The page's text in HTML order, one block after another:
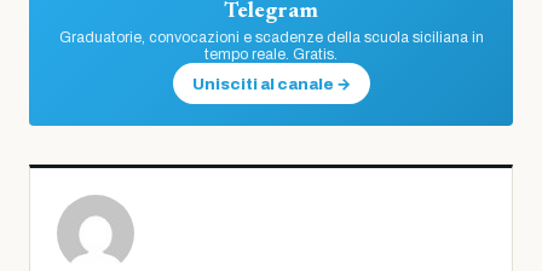
Telegram
Graduatorie, convocazioni e scadenze della scuola siciliana in
tempo reale. Gratis.
Unisciti al canale →